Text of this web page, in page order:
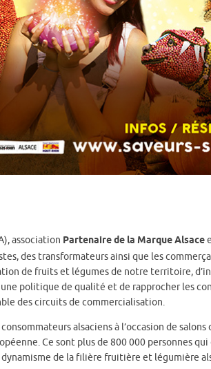
association Partenaire de la Marque Alsace
des transformateurs ainsi que les
de fruits et légumes de notre territoire,
politique de qualité et de rapprocher les
des circuits de commercialisation.
alsaciens à l’occasion de
Ce sont plus de 800 000 personnes
de la filière fruitière et légumière